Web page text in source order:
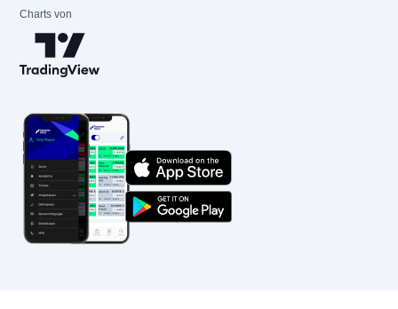
Charts von